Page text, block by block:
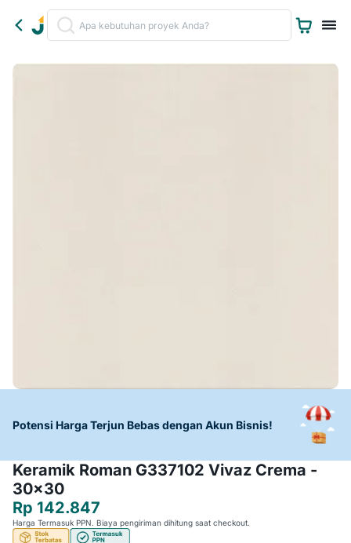
Potensi Harga Terjun Bebas dengan Akun Bisnis!
Keramik Roman G337102 Vivaz Crema -
30x30
Rp 142.847
Harga Termasuk PPN. Biaya pengiriman dihitung saat checkout.